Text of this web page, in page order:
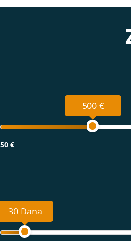
500 €
50 €
30 Dana